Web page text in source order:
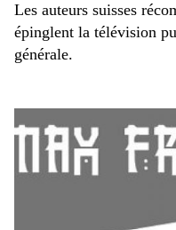
Les auteurs suisses
épinglent la télévision
générale.